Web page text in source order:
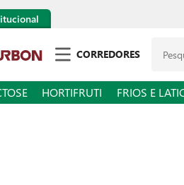
CORREDORES
HORTIFRUTI FRIOS E